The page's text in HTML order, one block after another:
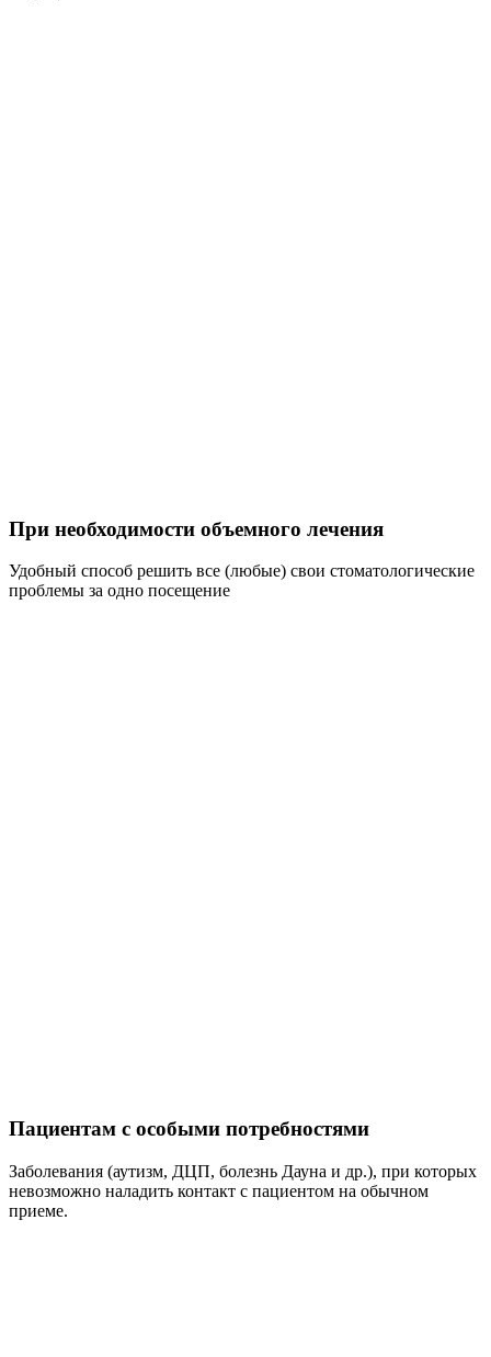
При необходимости объемного лечения
Удобный способ решить все (любые) свои стоматологические
проблемы за одно посещение
Пациентам с особыми потребностями
Заболевания (аутизм, ДЦП, болезнь Дауна и др.), при которых
невозможно наладить контакт с пациентом на обычном
приеме.